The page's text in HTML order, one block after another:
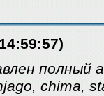
полный
chima,